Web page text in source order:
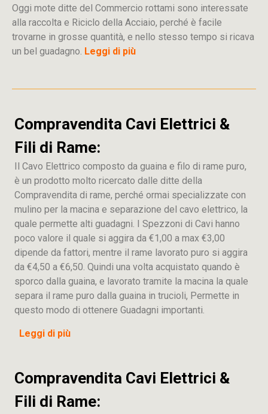
Oggi mote ditte del Commercio rottami sono interessate
alla raccolta e Riciclo della Acciaio, perché è facile
trovarne in grosse quantità, e nello stesso tempo si ricava
un bel guadagno. Leggi di più
Compravendita Cavi Elettrici &
Fili di Rame:
Il Cavo Elettrico composto da guaina e filo di rame puro,
è un prodotto molto ricercato dalle ditte della
Compravendita di rame, perché ormai specializzate con
mulino per la macina e separazione del cavo elettrico, la
quale permette alti guadagni. I Spezzoni di Cavi hanno
poco valore il quale si aggira da €1,00 a max €3,00
dipende da fattori, mentre il rame lavorato puro si aggira
da €4,50 a €6,50. Quindi una volta acquistato quando è
sporco dalla guaina, e lavorato tramite la macina la quale
separa il rame puro dalla guaina in trucioli, Permette in
questo modo di ottenere Guadagni importanti.
Leggi di più
Compravendita Cavi Elettrici &
Fili di Rame: